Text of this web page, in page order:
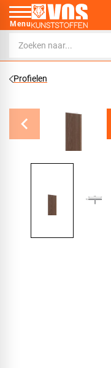
Menu
Profielen